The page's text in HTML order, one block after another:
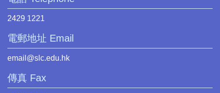
2429 1221
電郵地址 Email
email@slc.edu.hk
傳真 Fax